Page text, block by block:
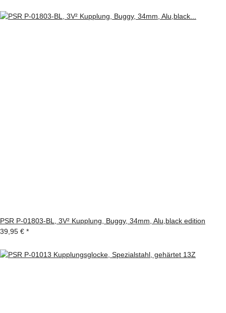
PSR P-01803-BL, 3V² Kupplung, Buggy, 34mm, Alu,black edition
39,95 € *